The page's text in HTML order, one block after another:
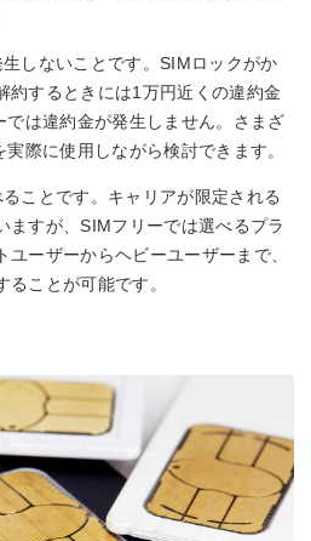
しないことです。SIMロックがか
約するときには1万円近くの違約金
は違約金が発生しません。さまざ
際に使用しながら検討できます。
ことです。キャリアが限定される
ますが、SIMフリーでは選べるプラ
ーザーからヘビーユーザーまで、
ことが可能です。